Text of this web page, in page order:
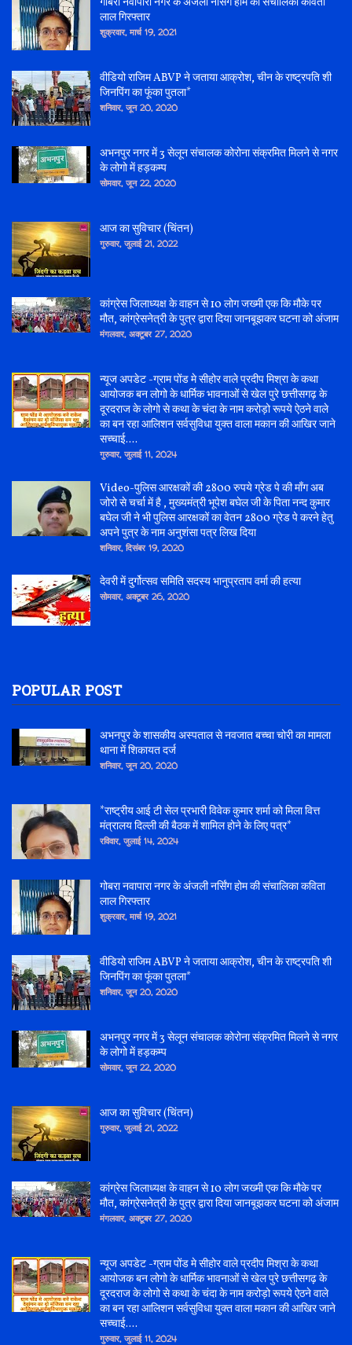
लाल गिरफ्तार
शुक्रवार, मार्च 19, 2021
वीडियो राजिम ABVP ने जताया आक्रोश, चीन के राष्ट्रपति शी
जिनपिंग का फूंका पुतला*
शनिवार, जून 20, 2020
अभनपुर नगर में 3 सेलून संचालक कोरोना संक्रमित मिलने से नगर
के लोगो में हड़कम्प
सोमवार, जून 22, 2020
आज का सुविचार (चिंतन)
गुरुवार, जुलाई 21, 2022
कांग्रेस जिलाध्यक्ष के वाहन से 10 लोग जख्मी एक कि मौके पर
मौत, कांग्रेसनेत्री के पुत्र द्वारा दिया जानबूझकर घटना को अंजाम
मंगलवार, अक्टूबर 27, 2020
न्यूज अपडेट -ग्राम पोंड मे सीहोर वाले प्रदीप मिश्रा के कथा
आयोजक बन लोगो के धार्मिक भावनाओं से खेल पुरे छत्तीसगढ़ के
दूरदराज के लोगो से कथा के चंदा के नाम करोड़ो रूपये ऐठने वाले
का बन रहा आलिशन सर्वसुविधा युक्त वाला मकान की आखिर जाने
सच्चाई....
गुरुवार, जुलाई 11, 2024
Video-पुलिस आरक्षकों की 2800 रुपये ग्रेड पे की माँग अब
जोरो से चर्चा में है , मुख्यमंत्री भूपेश बघेल जी के पिता नन्द कुमार
बघेल जी ने भी पुलिस आरक्षकों का वेतन 2800 ग्रेड पे करने हेतु
अपने पुत्र के नाम अनुशंसा पत्र लिख दिया
शनिवार, दिसंबर 19, 2020
देवरी में दुर्गोत्सव समिति सदस्य भानुप्रताप वर्मा की हत्या
सोमवार, अक्टूबर 26, 2020
POPULAR POST
अभनपुर के शासकीय अस्पताल से नवजात बच्चा चोरी का मामला
थाना में शिकायत दर्ज
शनिवार, जून 20, 2020
*राष्ट्रीय आई टी सेल प्रभारी विवेक कुमार शर्मा को मिला वित्त
मंत्रालय दिल्ली की बैठक में शामिल होने के लिए पत्र*
रविवार, जुलाई 14, 2024
गोबरा नवापारा नगर के अंजली नर्सिंग होम की संचालिका कविता
लाल गिरफ्तार
शुक्रवार, मार्च 19, 2021
वीडियो राजिम ABVP ने जताया आक्रोश, चीन के राष्ट्रपति शी
जिनपिंग का फूंका पुतला*
शनिवार, जून 20, 2020
अभनपुर नगर में 3 सेलून संचालक कोरोना संक्रमित मिलने से नगर
के लोगो में हड़कम्प
सोमवार, जून 22, 2020
आज का सुविचार (चिंतन)
गुरुवार, जुलाई 21, 2022
कांग्रेस जिलाध्यक्ष के वाहन से 10 लोग जख्मी एक कि मौके पर
मौत, कांग्रेसनेत्री के पुत्र द्वारा दिया जानबूझकर घटना को अंजाम
मंगलवार, अक्टूबर 27, 2020
न्यूज अपडेट -ग्राम पोंड मे सीहोर वाले प्रदीप मिश्रा के कथा
आयोजक बन लोगो के धार्मिक भावनाओं से खेल पुरे छत्तीसगढ़ के
दूरदराज के लोगो से कथा के चंदा के नाम करोड़ो रूपये ऐठने वाले
का बन रहा आलिशन सर्वसुविधा युक्त वाला मकान की आखिर जाने
सच्चाई....
गुरुवार, जुलाई 11, 2024